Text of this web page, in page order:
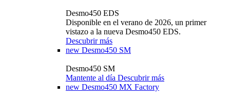
Desmo450 EDS
Disponible en el verano de 2026, un primer
vistazo a la nueva Desmo450 EDS.
Descubrir más
new Desmo450 SM
Desmo450 SM
Mantente al día Descubrir más
new Desmo450 MX Factory